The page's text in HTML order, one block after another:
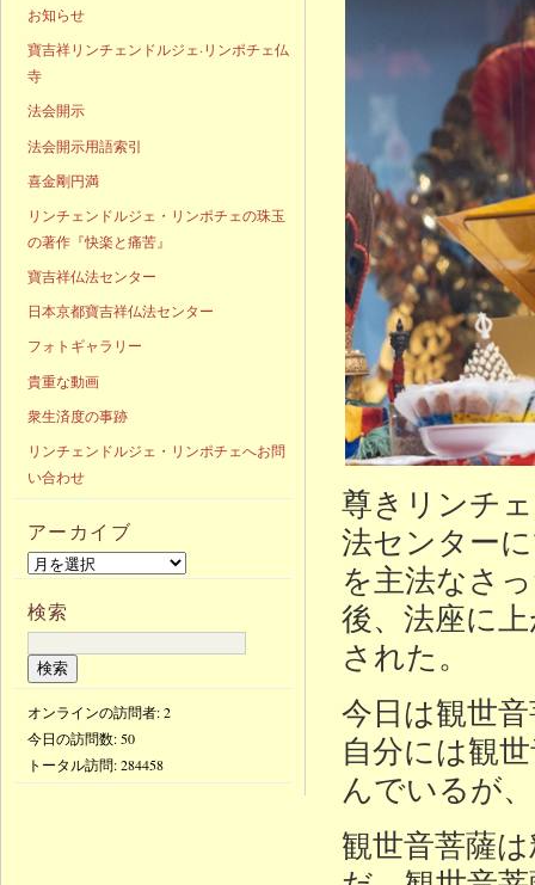
尊きリンチ
法センター
を主法なさ
後、法座に
された。
今日は観世
自分には観
んでいるが
観世音菩薩
お知らせ
寶吉祥リンチェンドルジェ·リンポチェ仏
寺
法会開示
法会開示用語索引
喜金剛円満
リンチェンドルジェ・リンポチェの珠玉
の著作『快楽と痛苦』
寶吉祥仏法センター
日本京都寶吉祥仏法センター
フォトギャラリー
貴重な動画
衆生済度の事跡
リンチェンドルジェ・リンポチェへお問
い合わせ
アーカイブ
検索
オンラインの訪問者: 2
今日の訪問数: 50
トータル訪問:284458